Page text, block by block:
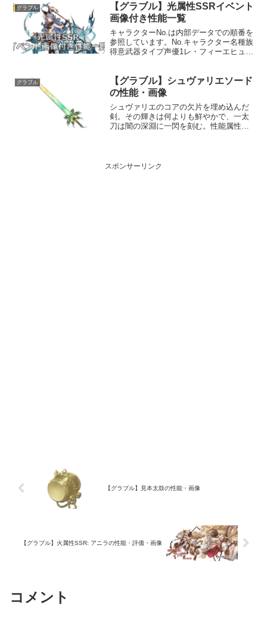
MAXLv1802740100奥義十絶星駆敵に闇
属性4.5倍ダメージ...
グラブル
【グラブル】光属性SSRイベント
画像付き性能一覧
キャラクターNo.は内部データでの順番を
参照しています。No.キャラクター名種族
得意武器タイプ声優1レ・フィーエヒュー
一つだけ、淡い光が姫の手をすり抜け
た。遊色の心がそ...
グラブル
【グラブル】シュヴァリエソード
の性能・画像
シュヴァリエのコアの欠片を埋め込んだ
剣。その輝きは何よりも鮮やかで、一太
刀は闇の深淵に一閃を刻む。性能属性武
1,685,00...
スポンサーリンク
【グラブル】見本太鼓の性能・画像
【グラブル】火属性SSR: アニラの性能・評価・画像
コメント